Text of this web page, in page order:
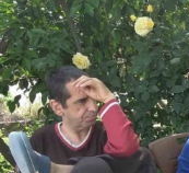
Tanıtım